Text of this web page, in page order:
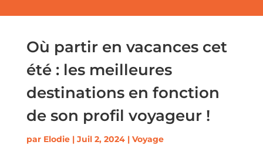
Où partir en vacances cet
été : les meilleures
destinations en fonction
de son profil voyageur !
par Elodie| Juil 2, 2024| Voyage